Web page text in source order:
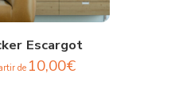
Escargot
de 10,00€